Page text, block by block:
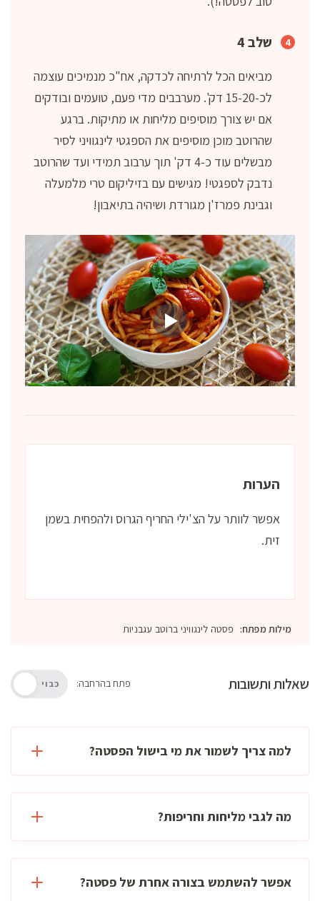
שלב 4
מביאים הכל לרתיחה לכדקה, אח"כ מנמיכים עוצמה
לכ-15-20 דק'. מערבבים מדי פעם, טועמים ובודקים
אם יש צורך מוסיפים מליחות או מתיקות. ברגע
שהרוטב מוכן מוסיפים את הספגטי לינגוויני לסיר
מבשלים עוד כ-4 דק' תוך ערבוב תמידי ועד שהרוטב
נדבק לספגטי! מגישים עם בזיליקום טרי מלמעלה
וגבינת פמרז'ן מגורדת ושיהיה בתיאבון!
הערות
אפשר לוותר על הצ'ילי החריף הגרוס ולהפחית בשמן
זית.
מילות מפתח: פסטה לינגוויני ברוטב עגבניות
שאלות ותשובות פתח בהרחבה: כבוי
למה צריך לשמור את מי בישול הפסטה?
מה לגבי מליחות וחריפות?
אפשר להשתמש בצורה אחרת של פסטה?